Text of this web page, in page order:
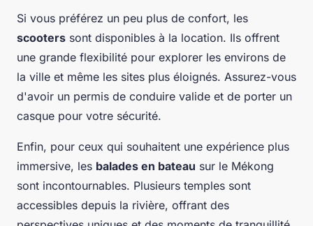
Si vous préférez un peu plus de confort, les
scooters sont disponibles à la location. Ils offrent
une grande flexibilité pour explorer les environs de
la ville et même les sites plus éloignés. Assurez-vous
d'avoir un permis de conduire valide et de porter un
casque pour votre sécurité.
Enfin, pour ceux qui souhaitent une expérience plus
immersive, les balades en bateau sur le Mékong
sont incontournables. Plusieurs temples sont
accessibles depuis la rivière, offrant des